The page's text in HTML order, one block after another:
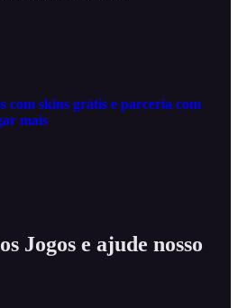
com skins grátis e parceria com
mais
Jogos e ajude nosso